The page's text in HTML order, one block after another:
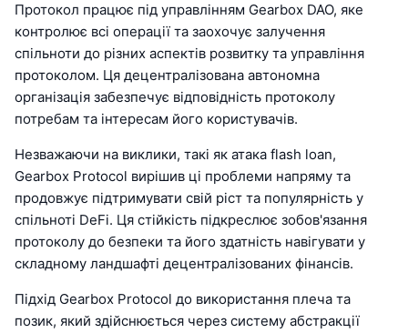
Протокол працює під управлінням Gearbox DAO, яке
контролює всі операції та заохочує залучення
спільноти до різних аспектів розвитку та управління
протоколом. Ця децентралізована автономна
організація забезпечує відповідність протоколу
потребам та інтересам його користувачів.
Незважаючи на виклики, такі як атака flash loan,
Gearbox Protocol вирішив ці проблеми напряму та
продовжує підтримувати свій ріст та популярність у
спільноті DeFi. Ця стійкість підкреслює зобов'язання
протоколу до безпеки та його здатність навігувати у
складному ландшафті децентралізованих фінансів.
Підхід Gearbox Protocol до використання плеча та
позик, який здійснюється через систему абстракції